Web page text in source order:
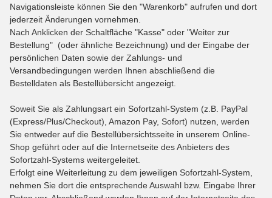
Navigationsleiste können Sie den "Warenkorb" aufrufen und dort
jederzeit Änderungen vornehmen.
Nach Anklicken der Schaltfläche "Kasse" oder "Weiter zur
Bestellung" (oder ähnliche Bezeichnung) und der Eingabe der
persönlichen Daten sowie der Zahlungs- und
Versandbedingungen werden Ihnen abschließend die
Bestelldaten als Bestellübersicht angezeigt.
Soweit Sie als Zahlungsart ein Sofortzahl-System (z.B. PayPal
(Express/Plus/Checkout), Amazon Pay, Sofort) nutzen, werden
Sie entweder auf die Bestellübersichtsseite in unserem Online-
Shop geführt oder auf die Internetseite des Anbieters des
Sofortzahl-Systems weitergeleitet.
Erfolgt eine Weiterleitung zu dem jeweiligen Sofortzahl-System,
nehmen Sie dort die entsprechende Auswahl bzw. Eingabe Ihrer